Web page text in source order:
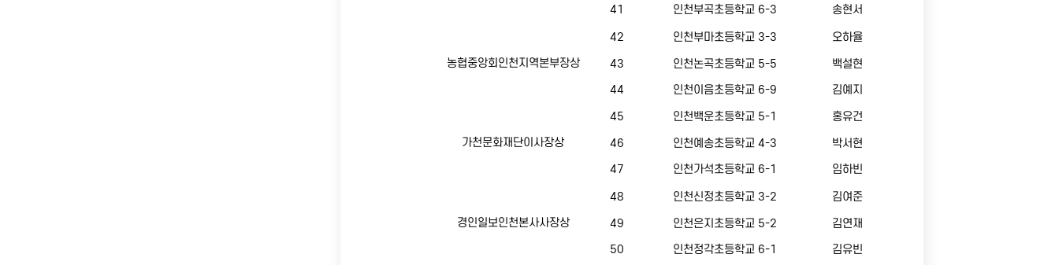
41
인천부곡초등학교 6-3 송현서
농협중앙회인천지역본부장상
42 인천부마초등학교 3-3
오하율
43
인천논곡초등학교 5-5
백설현
44
인천이음초등학교 6-9 김예지
가천문화재단이사장상
45 인천백운초등학교 5-1
홍유건
46
인천예송초등학교 4-3
박서현
47
인천가석초등학교 6-1 임하빈
경인일보인천본사사장상
48 인천신정초등학교 3-2
김여준
49
인천은지초등학교 5-2
김연재
50
인천정각초등학교 6-1 김유빈